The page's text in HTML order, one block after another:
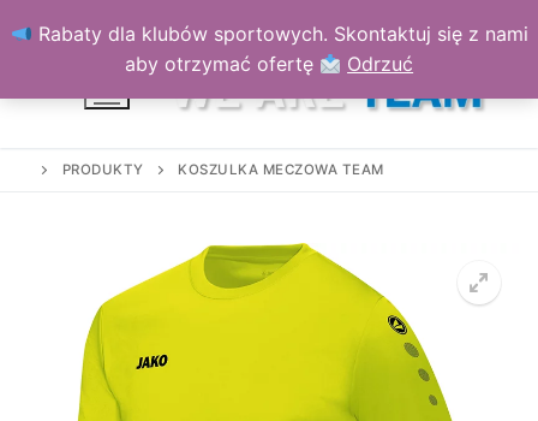
Rabaty dla klubów sportowych. Skontaktuj się z nami
aby otrzymać ofertę
Odrzuć
do
PRODUKTY KOSZULKA MECZOWA TEAM